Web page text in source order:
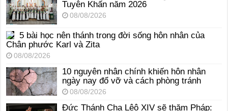
Tuyên Khấn năm 2026
08/08/2026
5 bài học nên thánh trong đời sống hôn nhân của
Chân phước Karl và Zita
08/08/2026
10 nguyên nhân chính khiến hôn nhân
ngày nay đổ vỡ và cách phòng tránh
08/08/2026
Đức Thánh Cha Lêô XIV sẽ thăm Pháp: